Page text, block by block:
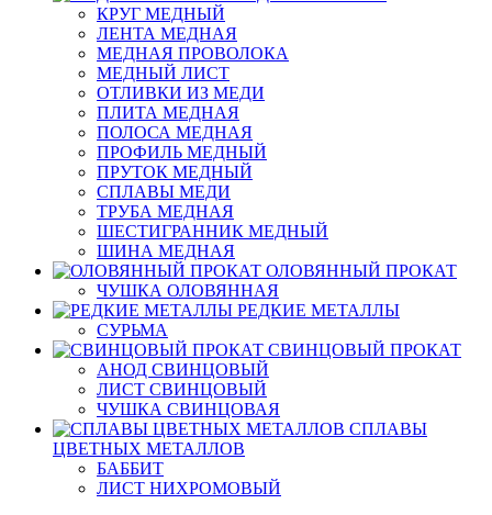
КРУГ МЕДНЫЙ
ЛЕНТА МЕДНАЯ
МЕДНАЯ ПРОВОЛОКА
МЕДНЫЙ ЛИСТ
ОТЛИВКИ ИЗ МЕДИ
ПЛИТА МЕДНАЯ
ПОЛОСА МЕДНАЯ
ПРОФИЛЬ МЕДНЫЙ
ПРУТОК МЕДНЫЙ
СПЛАВЫ МЕДИ
ТРУБА МЕДНАЯ
ШЕСТИГРАННИК МЕДНЫЙ
ШИНА МЕДНАЯ
ОЛОВЯННЫЙ ПРОКАТ
ЧУШКА ОЛОВЯННАЯ
РЕДКИЕ МЕТАЛЛЫ
СУРЬМА
СВИНЦОВЫЙ ПРОКАТ
АНОД СВИНЦОВЫЙ
ЛИСТ СВИНЦОВЫЙ
ЧУШКА СВИНЦОВАЯ
СПЛАВЫ
ЦВЕТНЫХ МЕТАЛЛОВ
БАББИТ
ЛИСТ НИХРОМОВЫЙ